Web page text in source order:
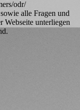
odr/
alle Fragen und
Webseite unterliegen